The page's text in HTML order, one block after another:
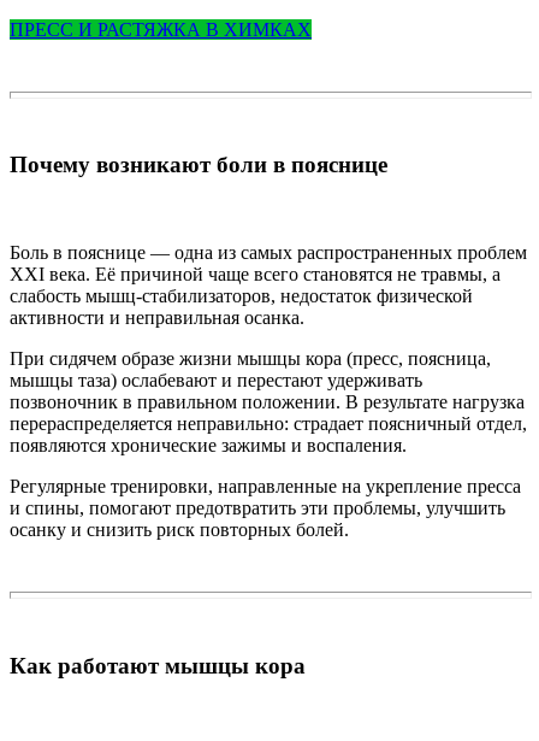
ПРЕСС И РАСТЯЖКА В ХИМКАХ
Почему возникают боли в пояснице
Боль в пояснице — одна из самых распространенных проблем
XXI века. Её причиной чаще всего становятся не травмы, а
слабость мышц-стабилизаторов, недостаток физической
активности и неправильная осанка.
При сидячем образе жизни мышцы кора (пресс, поясница,
мышцы таза) ослабевают и перестают удерживать
позвоночник в правильном положении. В результате нагрузка
перераспределяется неправильно: страдает поясничный отдел,
появляются хронические зажимы и воспаления.
Регулярные тренировки, направленные на укрепление пресса
и спины, помогают предотвратить эти проблемы, улучшить
осанку и снизить риск повторных болей.
Как работают мышцы кора